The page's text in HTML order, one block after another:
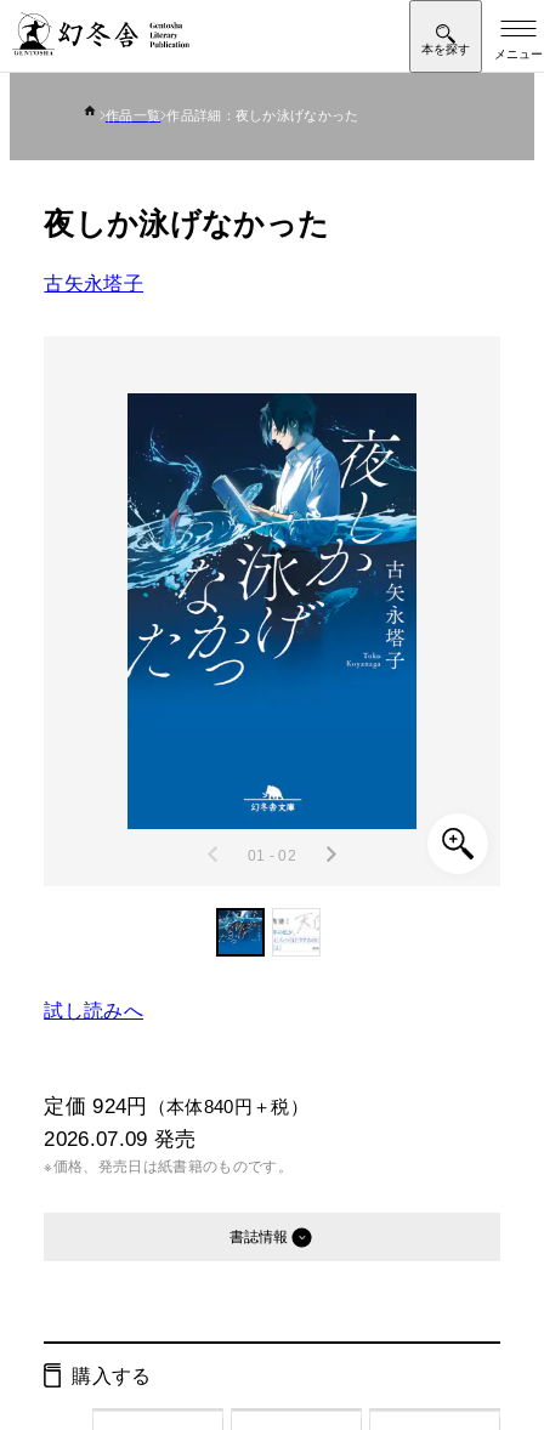
作品一覧 作品詳細：夜しか泳げなかった
夜しか泳げなかった
古矢永塔子
01 - 02
試し読みへ
定価 924円 （本体840円＋税）
2026.07.09 発売
※価格、発売日は紙書籍のものです。
書誌情報
ページ数：
購入する